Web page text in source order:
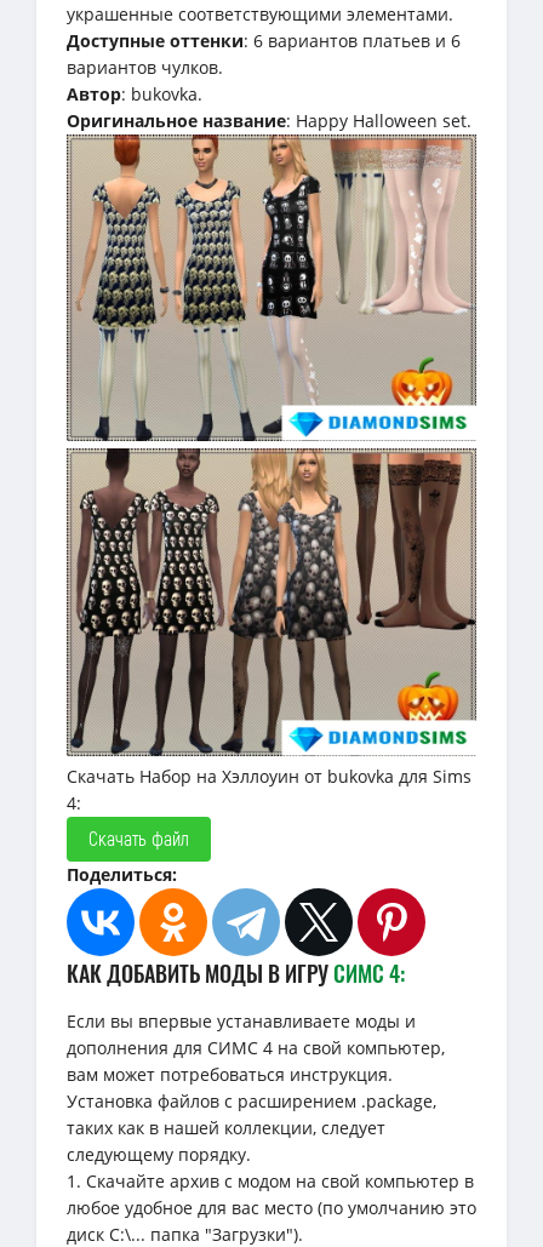
украшенные соответствующими элементами.
Доступные оттенки: 6 вариантов платьев и 6
вариантов чулков.
Автор: bukovka.
Оригинальное название: Happy Halloween set.
Скачать Набор на Хэллоуин от bukovka для Sims
4:
Скачать файл
Поделиться:
КАК ДОБАВИТЬ МОДЫ В ИГРУСИМС 4:
Если вы впервые устанавливаете моды и
дополнения для СИМС 4 на свой компьютер,
вам может потребоваться инструкция.
Установка файлов с расширением .package,
таких как в нашей коллекции, следует
следующему порядку.
1. Скачайте архив с модом на свой компьютер в
любое удобное для вас место (по умолчанию это
диск C:\... папка "Загрузки").